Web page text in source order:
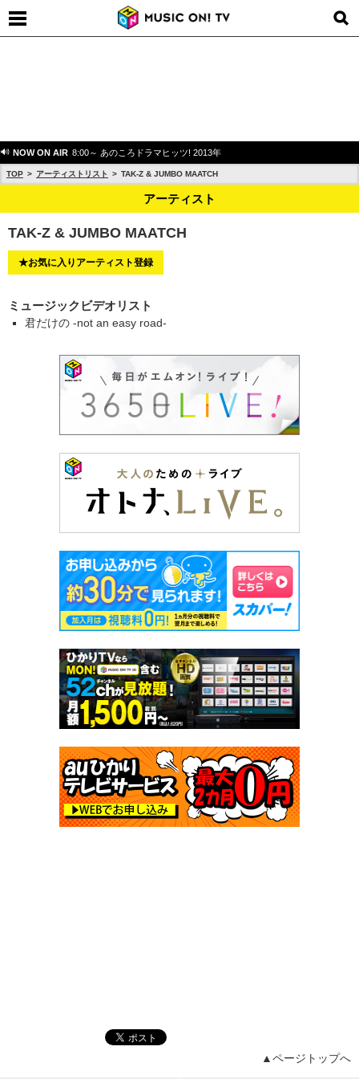
NOW ON AIR 8:00～ あのころドラマヒッツ! 2013年
TOP アーティストリスト TAK-Z & JUMBO MAATCH
アーティスト
TAK-Z & JUMBO MAATCH
★お気に入りアーティスト登録
ミュージックビデオリスト
君だけの -not an easy road-
▲ページトップへ